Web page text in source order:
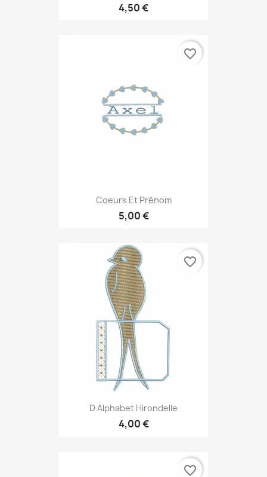
4,50 €
Coeurs Et Prénom
5,00 €
favorite_border
D Alphabet Hirondelle
4,00 €
favorite_border
favorite_border